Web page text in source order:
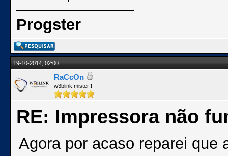
Progster
19-10-2014, 02:00
RaCcOn
w3blink mister!!
RE: Impressora não
Agora por acaso reparei que